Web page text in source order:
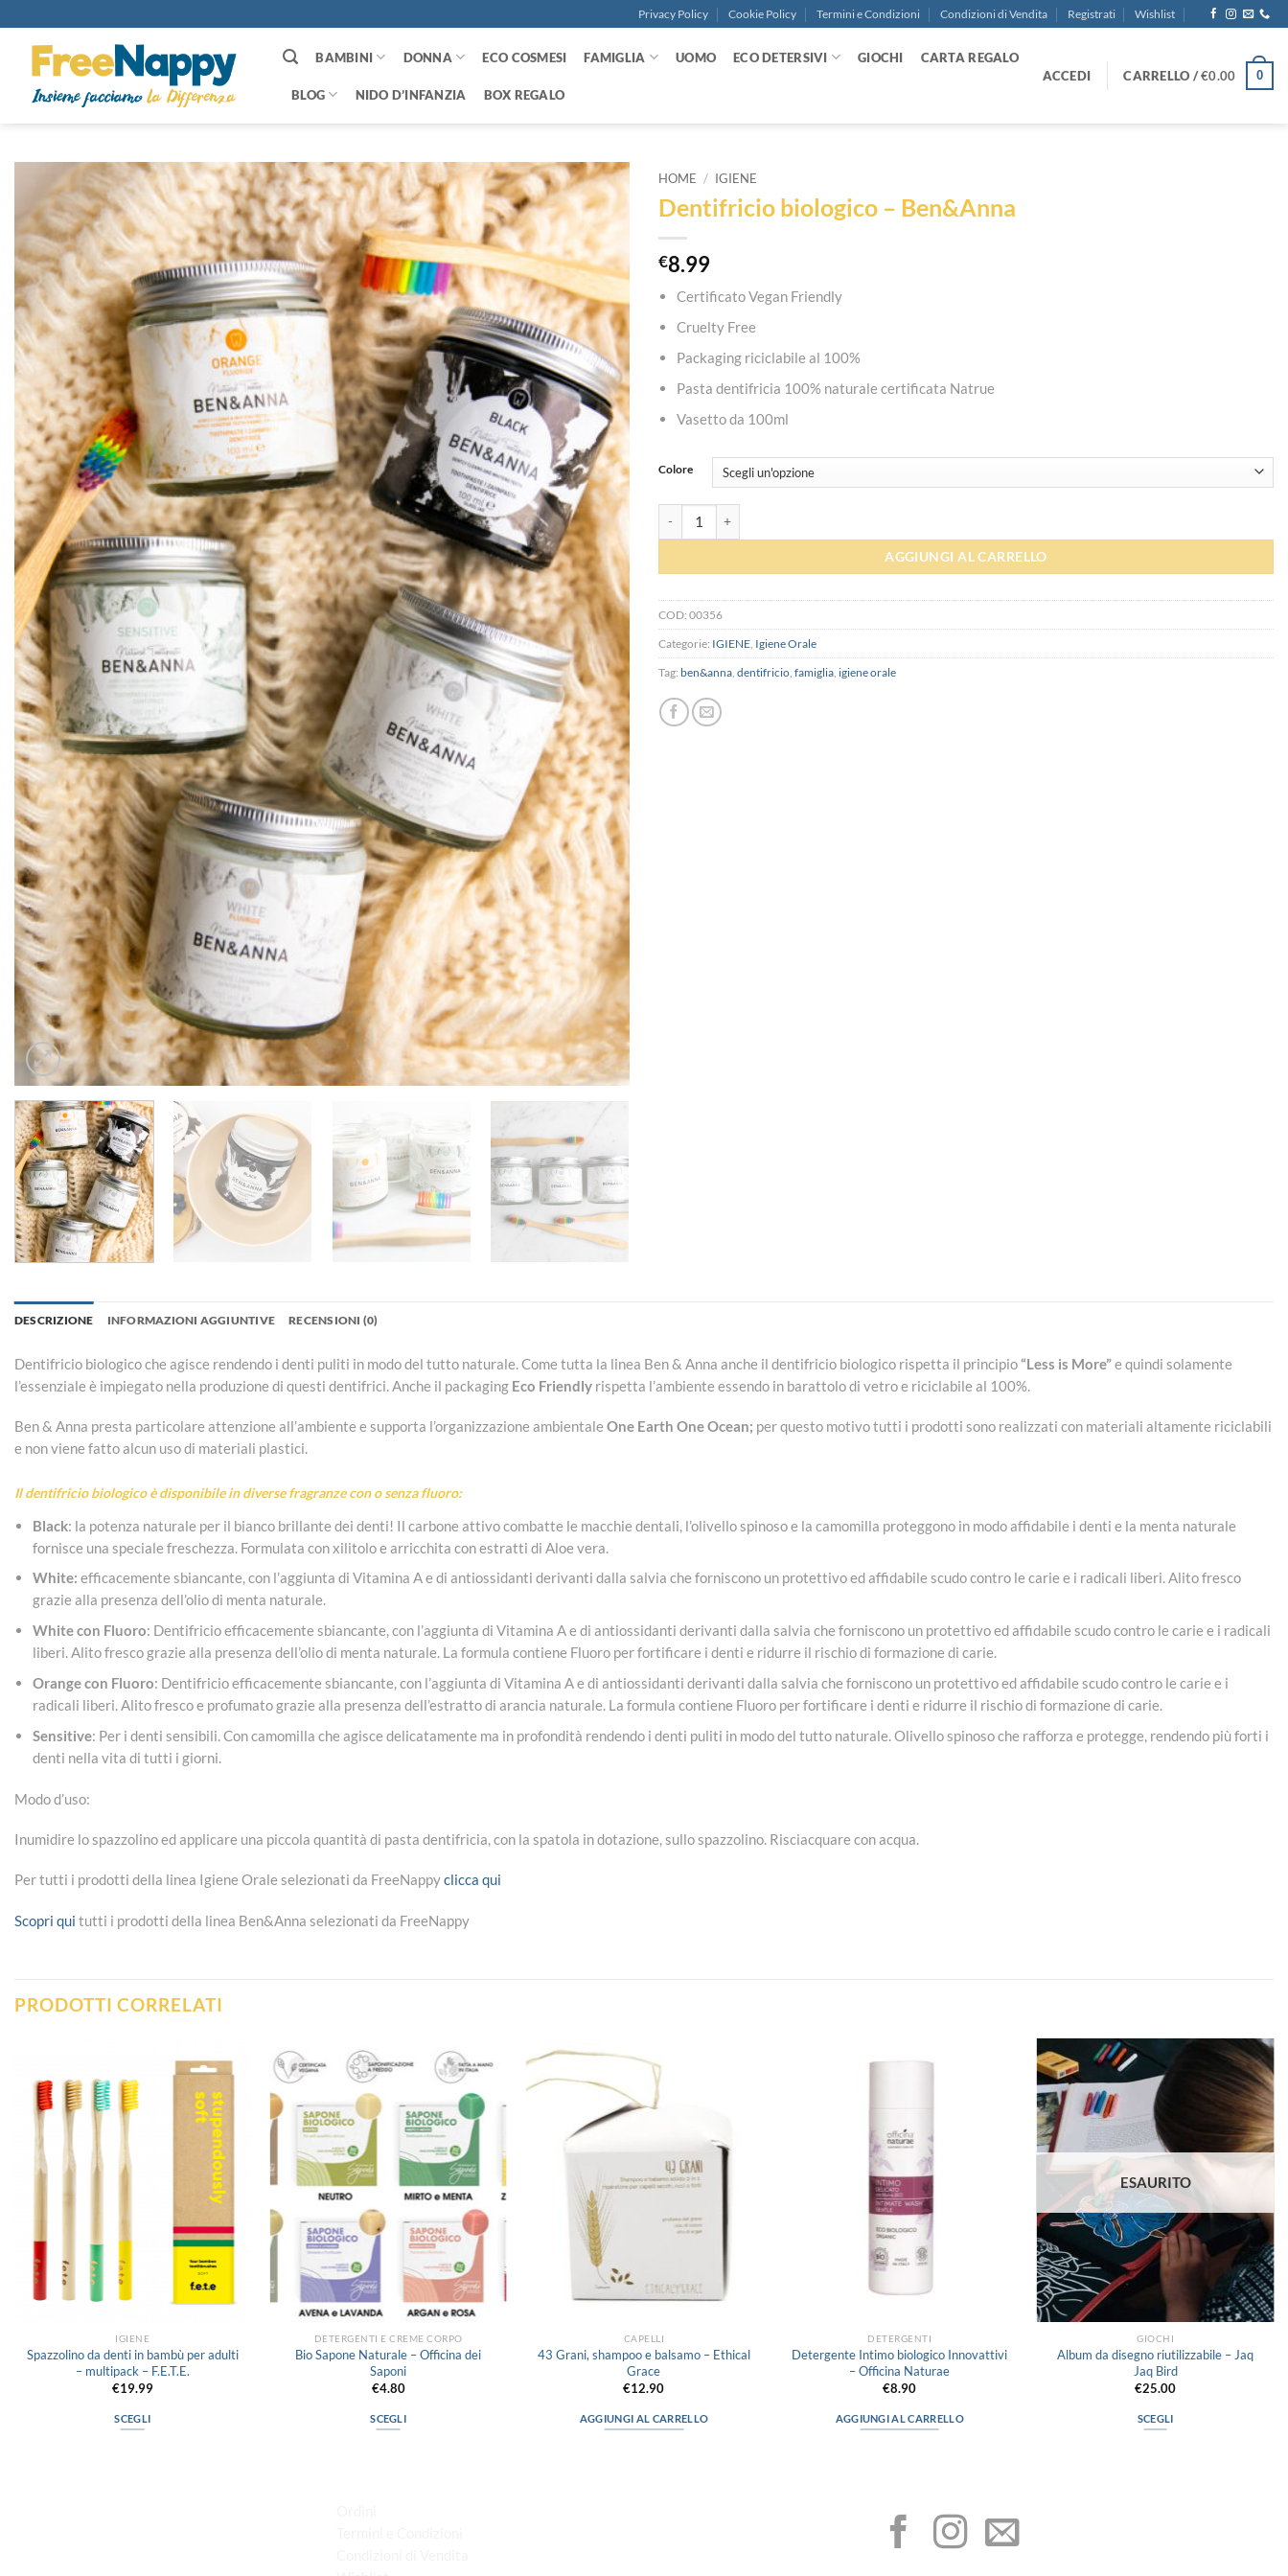
ai
contenuti
Privacy Policy Cookie Policy Termini e Condizioni Condizioni di Vendita Registrati Wishlist
BAMBINI DONNA ECO COSMESI FAMIGLIA UOMO ECO DETERSIVI GIOCHI CARTA REGALO
BLOG NIDO D’INFANZIA BOX REGALO
ACCEDI CARRELLO /€0.00 0
Aggiungi
alla lista
dei
desideri
HOME / IGIENE
Dentifricio biologico – Ben&Anna
€8.99
Certificato Vegan Friendly
Cruelty Free
Packaging riciclabile al 100%
Pasta dentifricia 100% naturale certificata Natrue
Vasetto da 100ml
Colore
AGGIUNGI AL CARRELLO
COD: 00356
Categorie: IGIENE Igiene Orale
Tag: ben&anna dentifricio famiglia igiene orale
DESCRIZIONE INFORMAZIONI AGGIUNTIVE RECENSIONI (0)
Dentifricio biologico che agisce rendendo i denti puliti in modo del tutto naturale. Come tutta la linea Ben & Anna anche il dentifricio biologico rispetta il principio “Less is More”e quindi solamente
l’essenziale è impiegato nella produzione di questi dentifrici. Anche il packaging Eco Friendly rispetta l’ambiente essendo in barattolo di vetro e riciclabile al 100%.
Ben & Anna presta particolare attenzione all’ambiente e supporta l’organizzazione ambientale One Earth One Ocean; per questo motivo tutti i prodotti sono realizzati con materiali altamente riciclabili
e non viene fatto alcun uso di materiali plastici.
Il dentifricio biologico è disponibile in diverse fragranzecon o senza fluoro:
Black: la potenza naturale per il bianco brillante dei denti! Il carbone attivo combatte le macchie dentali, l’olivello spinoso e la camomilla proteggono in modo affidabile i denti e la menta naturale
fornisce una speciale freschezza. Formulata con xilitolo e arricchita con estratti di Aloe vera.
White: efficacemente sbiancante, con l’aggiunta di Vitamina A e di antiossidanti derivanti dalla salvia che forniscono un protettivo ed affidabile scudo contro le carie e i radicali liberi. Alito fresco
grazie alla presenza dell’olio di menta naturale.
White con Fluoro: Dentifricio efficacemente sbiancante, con l’aggiunta di Vitamina A e di antiossidanti derivanti dalla salvia che forniscono un protettivo ed affidabile scudo contro le carie e i radicali
liberi. Alito fresco grazie alla presenza dell’olio di menta naturale. La formula contiene Fluoro per fortificare i denti e ridurre il rischio di formazione di carie.
Orange con Fluoro: Dentifricio efficacemente sbiancante, con l’aggiunta di Vitamina A e di antiossidanti derivanti dalla salvia che forniscono un protettivo ed affidabile scudo contro le carie e i
radicali liberi. Alito fresco e profumato grazie alla presenza dell’estratto di arancia naturale. La formula contiene Fluoro per fortificare i denti e ridurre il rischio di formazione di carie.
Sensitive: Per i denti sensibili. Con camomilla che agisce delicatamente ma in profondità rendendo i denti puliti in modo del tutto naturale. Olivello spinoso che rafforza e protegge, rendendo più forti i
denti nella vita di tutti i giorni.
Modo d’uso:
Inumidire lo spazzolino ed applicare una piccola quantità di pasta dentifricia, con la spatola in dotazione, sullo spazzolino. Risciacquare con acqua.
Per tutti i prodotti della linea Igiene Orale selezionati da FreeNappyclicca qui
Scopri qui tutti i prodotti della linea Ben&Anna selezionati da FreeNappy
PRODOTTI CORRELATI
alla lista
dei
desideri
IGIENE
Spazzolino da denti in bambù per adulti
– multipack – F.E.T.E.
€19.99
SCEGLI
alla lista
dei
desideri
DETERGENTI E CREME CORPO
Bio Sapone Naturale – Officina dei
Saponi
€4.80
SCEGLI
CAPELLI
43 Grani, shampoo e balsamo – Ethical
Grace
€12.90
AGGIUNGI AL CARRELLO
DETERGENTI
Detergente Intimo biologico Innovattivi
– Officina Naturae
€8.90
AGGIUNGI AL CARRELLO
Aggiungi
alla lista
dei
desideri
ESAURITO
GIOCHI
Album da disegno riutilizzabile – Jaq
Jaq Bird
€25.00
SCEGLI